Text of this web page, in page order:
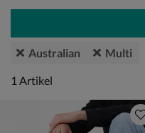
Australian Multi
1 artikel
1 Artikel